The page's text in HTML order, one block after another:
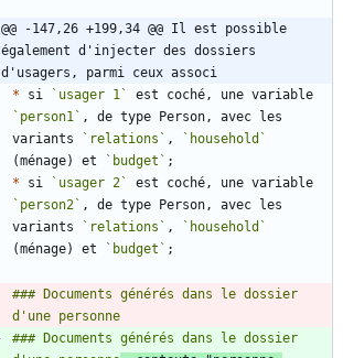
@@ -147,26 +199,34 @@ Il est possible
également d'injecter des dossiers
d'usagers, parmi ceux associ
* si `usager 1`
`person1` , de type Person, avec les
variants
`relations` ,
`household`
(ménage) et
`budget`
* si `usager 2`
`person2` , de type Person, avec les
variants
`relations` ,
`household`
(ménage) et
`budget`
### Documents générés dans le dossier
### Documents générés dans le dossier